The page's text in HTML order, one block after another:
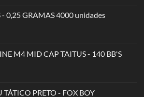
- 0,25 GRAMAS 4000 unidades
M4 MID CAP TAITUS - 140 BB'S
TÁTICO PRETO - FOX BOY